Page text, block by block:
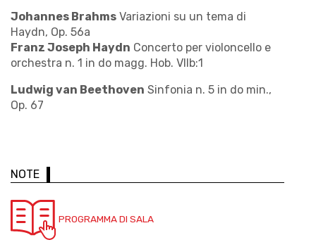
Johannes Brahms Variazioni su un tema di
Haydn, Op. 56a
Franz Joseph Haydn Concerto per violoncello e
orchestra n. 1 in do magg. Hob. VIIb:1
Ludwig van Beethoven Sinfonia n. 5 in do min.,
Op. 67
NOTE
PROGRAMMA DI SALA